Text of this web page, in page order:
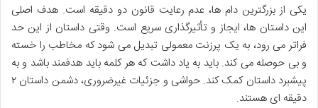
یکی از بزرگترین دام ها، عدم رعایت قانون دو دقیقه است. هدف اصلی
این داستان ها، ایجاز و تأثیرگذاری سریع است. وقتی داستان از این حد
فراتر می رود، به یک پرزنت معمولی تبدیل می شود که مخاطب را خسته
و بی حوصله می کند. باید به یاد داشت که هر کلمه باید هدفمند باشد و به
پیشبرد داستان کمک کند. حواشی و جزئیات غیرضروری، دشمن داستان ۲
دقیقه ای هستند.